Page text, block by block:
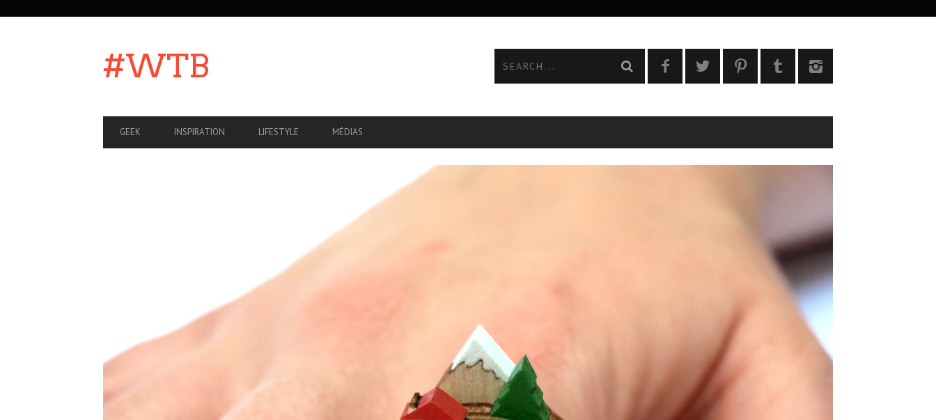
#WTB
PRIMARY
NAVIGATION
GEEK INSPIRATION LIFESTYLE MÉDIAS